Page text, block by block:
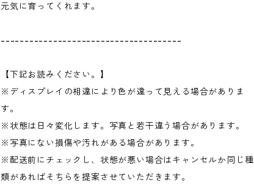
元気に育ってくれます。
--------------------------------------
【下記お読みください。】
※ディスプレイの相違により色が違って見える場合がありま
す。
※状態は日々変化します。写真と若干違う場合があります。
※写真にない損傷や汚れがある場合があります。
※配送前にチェックし、状態が悪い場合はキャンセルか同じ種
類があればそちらを提案させていただきます。